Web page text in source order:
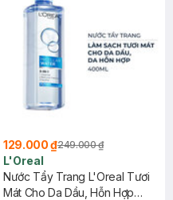
129.000 ₫249.000 ₫
L'Oreal
Nước Tẩy Trang L'Oreal Tươi
Mát Cho Da Dầu, Hỗn Hợp